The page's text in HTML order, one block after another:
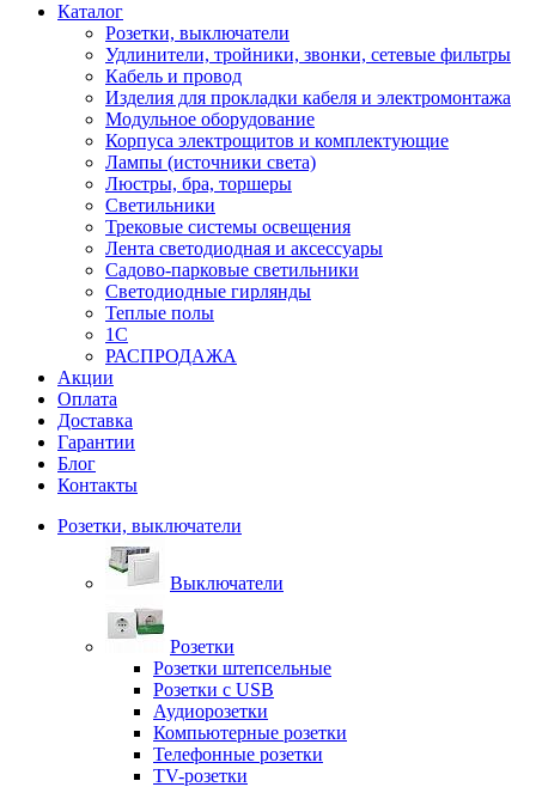
Каталог
Розетки, выключатели
Удлинители, тройники, звонки, сетевые фильтры
Кабель и провод
Изделия для прокладки кабеля и электромонтажа
Модульное оборудование
Корпуса электрощитов и комплектующие
Лампы (источники света)
Люстры, бра, торшеры
Светильники
Трековые системы освещения
Лента светодиодная и аксессуары
Садово-парковые светильники
Светодиодные гирлянды
Теплые полы
1С
РАСПРОДАЖА
Акции
Оплата
Доставка
Гарантии
Блог
Контакты
Розетки, выключатели
Выключатели
Розетки
Розетки штепсельные
Розетки с USB
Аудиорозетки
Компьютерные розетки
Телефонные розетки
TV-розетки